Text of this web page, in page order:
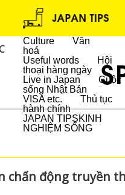
Culture
Văn
hoá
Useful words
Hội
thoại hàng ngày
Live in Japan
Cuộc
sống Nhật Bản
VISA etc.
Thủ tục
hành chính
JAPAN TIPSKINH
NGHIỆM SỐNG
chấn động truyền